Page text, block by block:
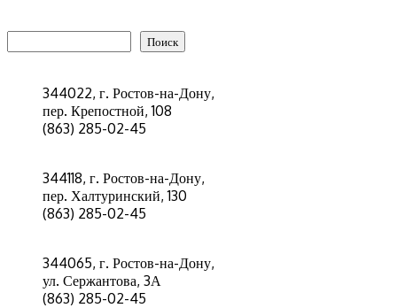
Поиск
344022, г. Ростов-на-Дону,
пер. Крепостной, 108
(863) 285-02-45
344118, г. Ростов-на-Дону,
пер. Халтуринский, 130
(863) 285-02-45
344065, г. Ростов-на-Дону,
ул. Сержантова, 3А
(863) 285-02-45